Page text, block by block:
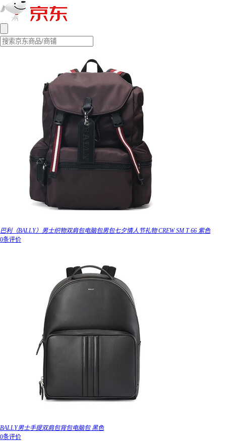
巴利（BALLY）男士织物双肩包电脑包男包七夕情人节礼物 CREW SM T 66 紫色
0条评价
BALLY男士手提双肩包背包电脑包 黑色
0条评价